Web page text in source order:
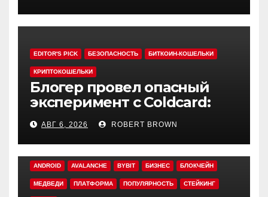
EDITOR'S PICK БЕЗОПАСНОСТЬ БИТКОИН-КОШЕЛЬКИ
КРИПТОКОШЕЛЬКИ
Блогер провел опасный
эксперимент с Coldcard:
быстрый взлом уязвимого
кошелька
АВГ 6, 2026 ROBERT BROWN
ANDROID AVALANCHE BYBIT БИЗНЕС БЛОКЧЕЙН
МЕДВЕДИ ПЛАТФОРМА ПОПУЛЯРНОСТЬ СТЕЙКИНГ